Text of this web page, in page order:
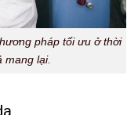
pháp tối ưu ở thời
mang lại.